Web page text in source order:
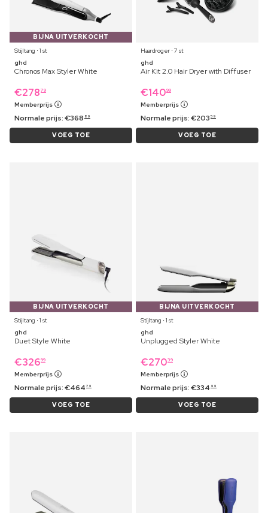
BIJNA UITVERKOCHT
Stijltang ⋅ 1 st
ghd
Chronos Max Styler White
€278 79
Memberprijs
Normale prijs:€368 89
VOEG TOE
Haardroger ⋅ 7 st
ghd
Air Kit 2.0 Hair Dryer with Diffuser
€14099
Memberprijs
Normale prijs:€203 59
VOEG TOE
BIJNA UITVERKOCHT
Stijltang ⋅ 1 st
ghd
Duet Style White
€32699
Memberprijs
Normale prijs:€464 79
VOEG TOE
BIJNA UITVERKOCHT
Stijltang ⋅ 1 st
ghd
Unplugged Styler White
€27039
Memberprijs
Normale prijs:€334 99
VOEG TOE